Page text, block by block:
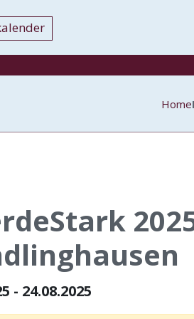
Home
- 24.08.2025